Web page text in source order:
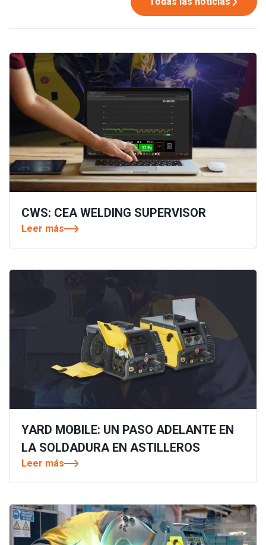
CWS: CEA WELDING SUPERVISOR
Leer más
YARD MOBILE: UN PASO ADELANTE EN
LA SOLDADURA EN ASTILLEROS
Leer más